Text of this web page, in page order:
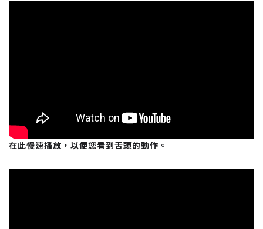
在此慢速播放，以便您看到舌頭的動作。